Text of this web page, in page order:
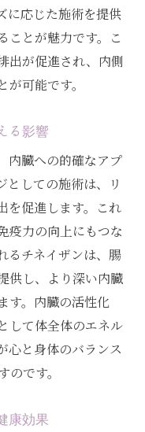
で老廃物をスム
実践
の効果
のチネイザン
チネイザン
/ 表参道で新しい
な体調管理法
してのチネイザ
れる安らぎ
に応じた施術を提供
ことが魅力です。こ
出が促進され、内側
可能です。
る影響
内臓への的確なアプ
としての施術は、リ
を促進します。これ
疫力の向上にもつな
るチネイザンは、腸
供し、より深い内臓
す。内臓の活性化
して体全体のエネル
心と身体のバランス
です。
康効果